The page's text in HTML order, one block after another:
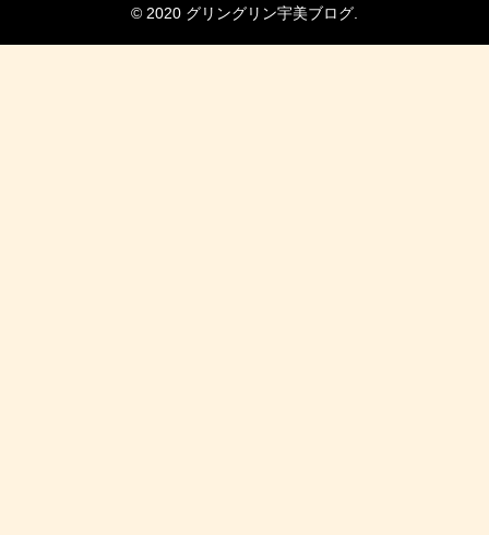
© 2020 グリングリン宇美ブログ.